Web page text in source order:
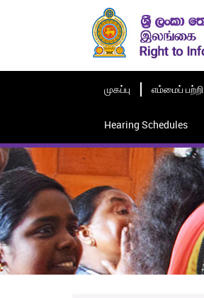
முகப்பு எம்மைப் பற்றி
Hearing Schedules